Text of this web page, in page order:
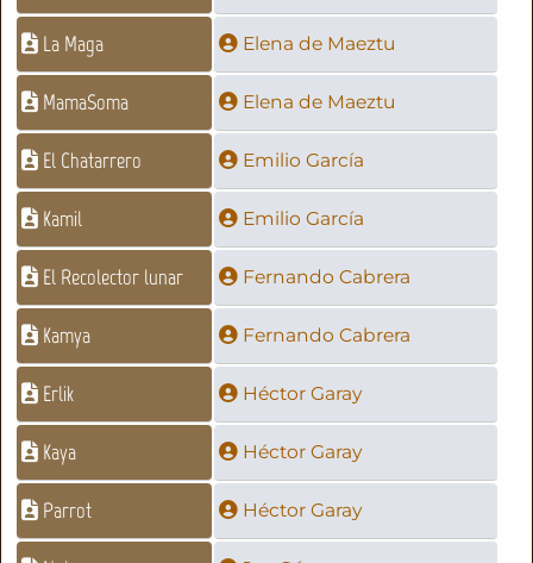
La Maga Elena de Maeztu
MamaSoma Elena de Maeztu
El Chatarrero Emilio García
Kamil Emilio García
El Recolector lunar Fernando Cabrera
Kamya Fernando Cabrera
Erlik Héctor Garay
Kaya Héctor Garay
Parrot Héctor Garay